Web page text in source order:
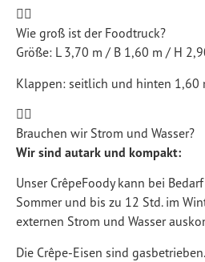
Wie groß ist der Foodtruck?
Größe: L 3,70 m / B 1,60 m / H
Klappen: seitlich und hinten 1,60
Brauchen wir Strom und Wasser?
Wir sind autark und kompakt:
Unser CrêpeFoody kann bei
Sommer und bis zu 12 Std. im
externen Strom und Wasser
Die Crêpe-Eisen sind